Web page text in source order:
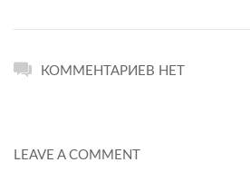
КОММЕНТАРИЕВ НЕТ
LEAVE A COMMENT